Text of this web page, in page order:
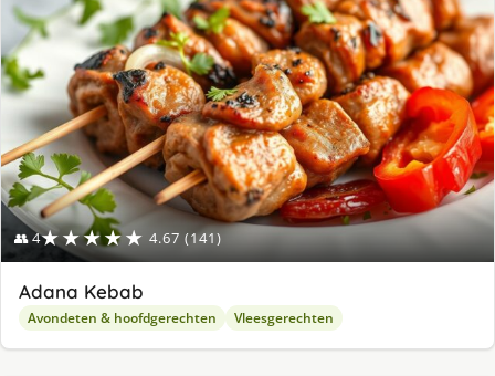
👥 4★★★★★ 4.67 (141)
Adana Kebab
Avondeten & hoofdgerechten Vleesgerechten